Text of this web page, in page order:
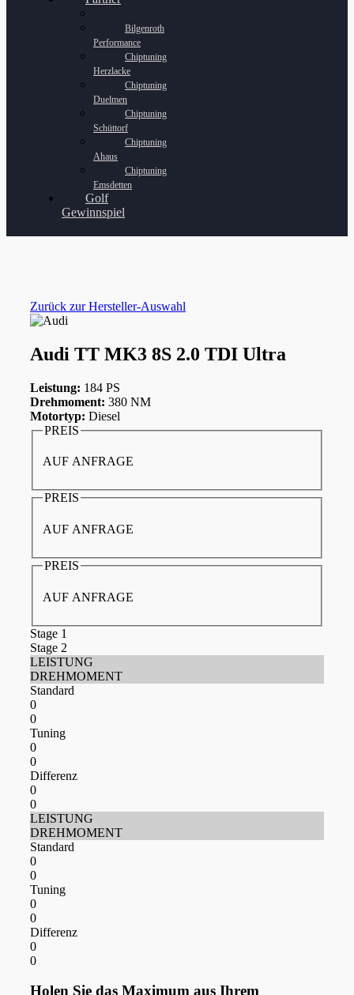
Bilgenroth
Performance
Chiptuning
Herzlacke
Chiptuning
Duelmen
Chiptuning
Schüttorf
Chiptuning
Ahaus
Chiptuning
Emsdetten
Golf
Gewinnspiel
Zurück zur Hersteller-Auswahl
Audi TT MK3 8S 2.0 TDI Ultra
Leistung: 184 PS
Drehmoment: 380 NM
Motortyp: Diesel
PREIS
AUF ANFRAGE
PREIS
AUF ANFRAGE
PREIS
AUF ANFRAGE
Stage 1
Stage 2
LEISTUNG
DREHMOMENT
Standard
0
0
Tuning
0
0
Differenz
0
0
LEISTUNG
DREHMOMENT
Standard
0
0
Tuning
0
0
Differenz
0
0
Holen Sie das Maximum aus Ihrem